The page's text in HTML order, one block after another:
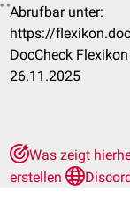
Abrufbar unter:
https://
DocCheck
26.11.2025
Was zeigt
erstellen